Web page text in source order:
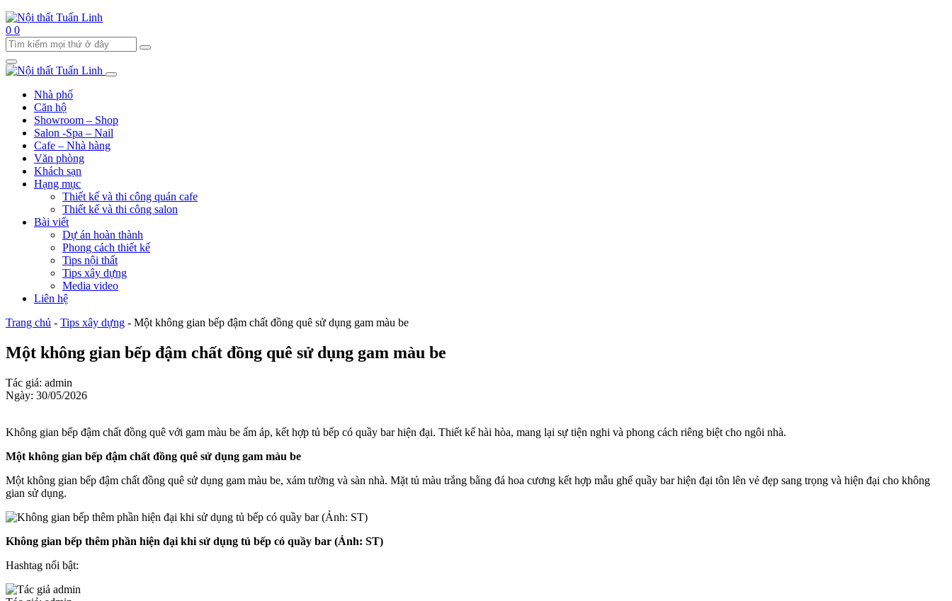
0 0
Nhà phố
Căn hộ
Showroom – Shop
Salon -Spa – Nail
Cafe – Nhà hàng
Văn phòng
Khách sạn
Hạng mục
Thiết kế và thi công quán cafe
Thiết kế và thi công salon
Bài viết
Dự án hoàn thành
Phong cách thiết kế
Tips nội thất
Tips xây dựng
Media video
Liên hệ
Trang chủ - Tips xây dựng - Một không gian bếp đậm chất đồng quê sử dụng gam màu be
Một không gian bếp đậm chất đồng quê sử dụng gam màu be
Tác giả: admin
Ngày: 30/05/2026
Không gian bếp đậm chất đồng quê với gam màu be ấm áp, kết hợp tủ bếp có quầy bar hiện đại. Thiết kế hài hòa, mang lại sự tiện nghi và phong cách riêng biệt cho ngôi nhà.
Một không gian bếp đậm chất đồng quê sử dụng gam màu be
Một không gian bếp đậm chất đồng quê sử dụng gam màu be, xám tường và sàn nhà. Mặt tủ màu trắng bằng đá hoa cương kết hợp mẫu ghế quầy bar hiện đại tôn lên vẻ đẹp sang trọng và hiện đại cho không
gian sử dụng.
Không gian bếp thêm phần hiện đại khi sử dụng tủ bếp có quầy bar (Ảnh: ST)
Hashtag nổi bật: